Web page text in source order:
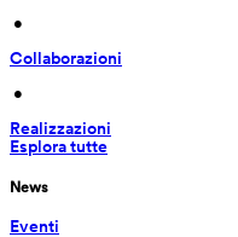
•
Collaborazioni
•
Realizzazioni
Esplora tutte
News
Eventi